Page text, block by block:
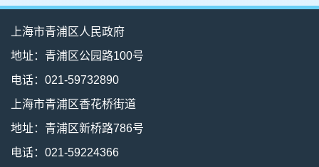
上海市青浦区人民政府
地址：青浦区公园路100号
电话：021-59732890
上海市青浦区香花桥街道
地址：青浦区新桥路786号
电话：021-59224366